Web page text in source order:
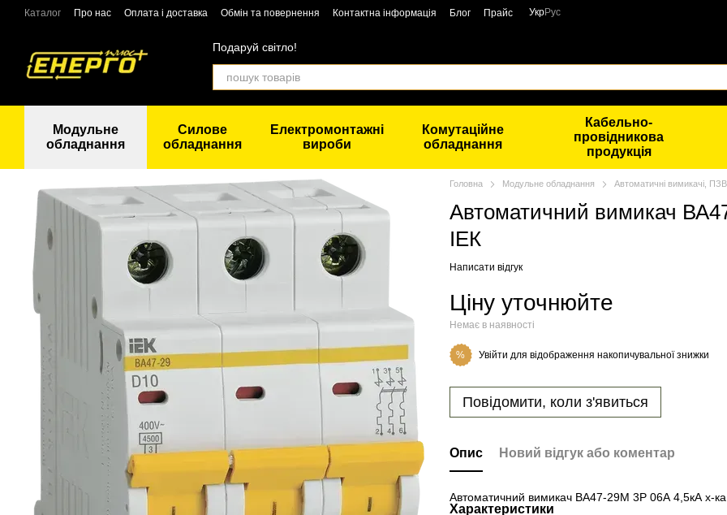
Перейти до основного контенту
Каталог Про нас Оплата і доставка Обмін та повернення Контактна інформація Блог Прайс УкрРус
Подаруй світло!
Модульне
обладнання
Силове
обладнання
Електромонтажні
вироби
Комутаційне
обладнання
Кабельно-
провідникова
продукція
Головна Модульне обладнання Автоматичні вимикачі, ПЗВ
Автоматичний вимикач
ІЕК
Написати відгук
Ціну уточнюйте
Немає в наявності
% Увійти для відображення накопичувальної знижки
Повідомити, коли з'явиться
Опис Новий відгук або коментар
Автоматичний вимикач ВА47-29М 3Р 06А 4,5кА х-ка
Характеристики